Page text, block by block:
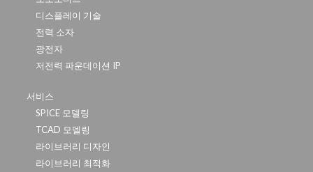
디스플레이 기술
전력 소자
광전자
저전력 파운데이션 IP
서비스
SPICE 모델링
TCAD 모델링
라이브러리 디자인
라이브러리 최적화